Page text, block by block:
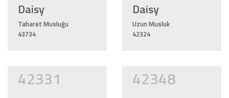
Daisy
Taharet Musluğu
43734
Daisy
Uzun Musluk
42324
42331 42348